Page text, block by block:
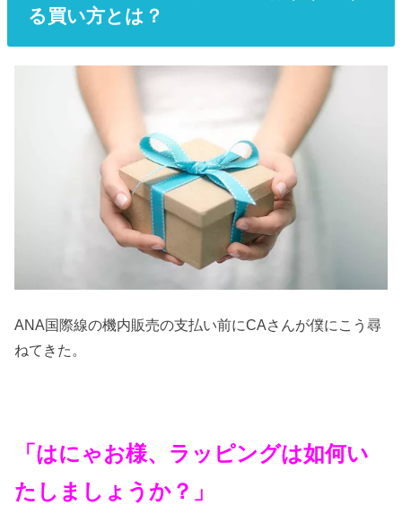
る買い方とは？
ANA国際線の機内販売の支払い前にCAさんが僕にこう尋
ねてきた。
「はにゃお様、ラッピングは如何い
たしましょうか？」